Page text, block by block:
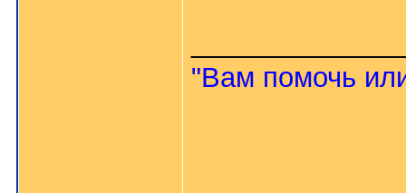
"Вам помочь